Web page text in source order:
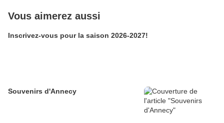
Vous aimerez aussi
Inscrivez-vous pour la saison 2026-2027!
Souvenirs d'Annecy